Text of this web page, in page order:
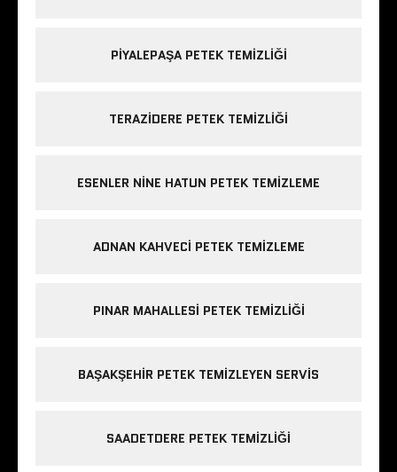
PIYALEPAŞA PETEK TEMIZLIĞI
TERAZIDERE PETEK TEMIZLIĞI
ESENLER NINE HATUN PETEK TEMIZLEME
ADNAN KAHVECI PETEK TEMIZLEME
PINAR MAHALLESI PETEK TEMIZLIĞI
BAŞAKŞEHIR PETEK TEMIZLEYEN SERVIS
SAADETDERE PETEK TEMIZLIĞI